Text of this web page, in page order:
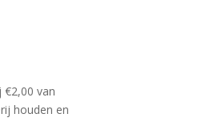
van
houden en